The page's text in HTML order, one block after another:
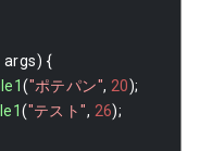
args) {
("ポテパン", 20);
("テスト", 26);